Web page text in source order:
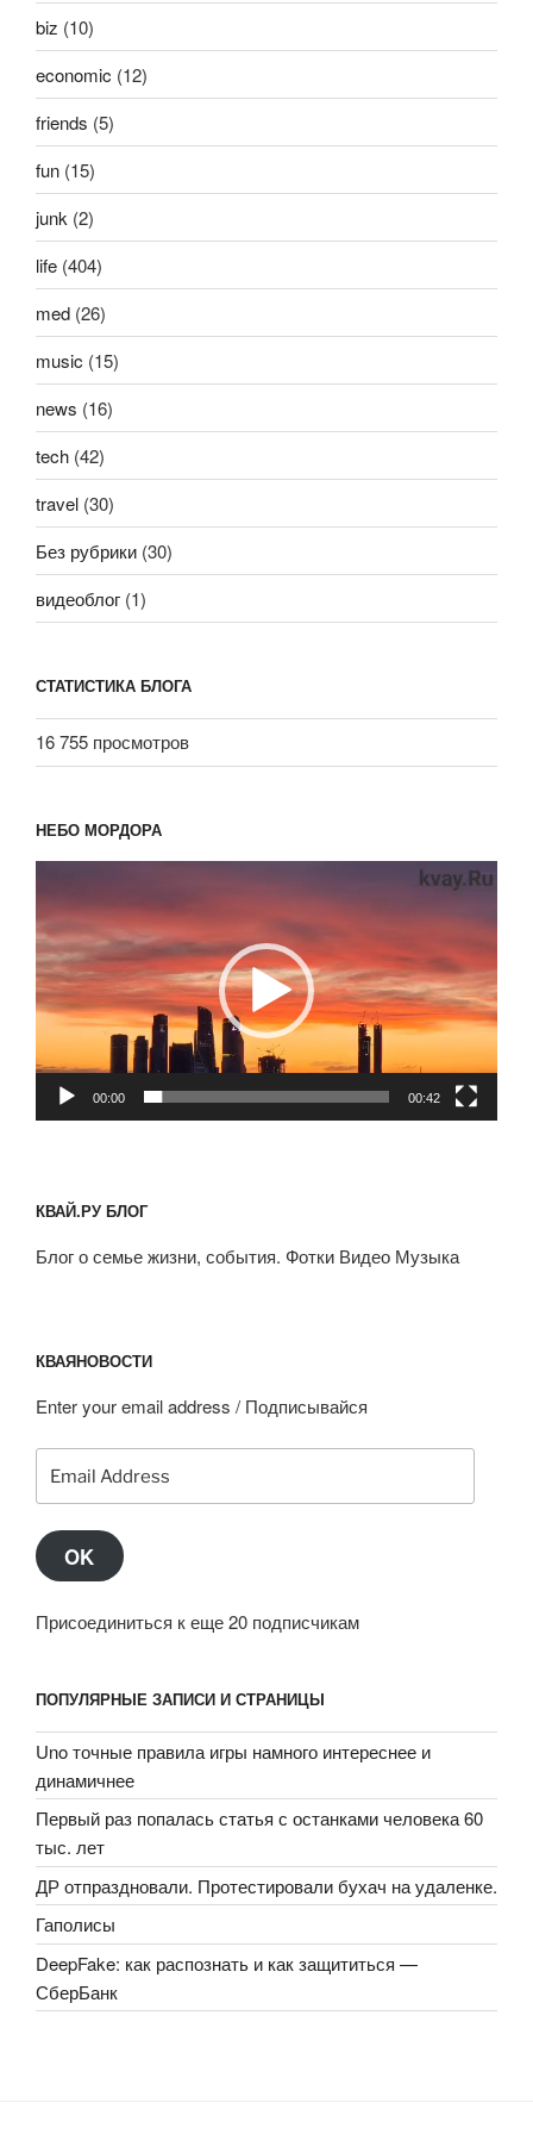
biz (10)
economic (12)
friends (5)
fun (15)
junk (2)
life (404)
med (26)
music (15)
news (16)
tech (42)
travel (30)
Без рубрики (30)
видеоблог (1)
СТАТИСТИКА БЛОГА
16 755 просмотров
НЕБО МОРДОРА
00:00 00:42
КВАЙ.РУ БЛОГ
Блог о семье жизни, события. Фотки Видео Музыка
КВАЯНОВОСТИ
Enter your email address / Подписывайся
Address
OK
Присоединиться к еще 20 подписчикам
ПОПУЛЯРНЫЕ ЗАПИСИ И СТРАНИЦЫ
Uno точные правила игры намного интереснее и
динамичнее
Первый раз попалась статья с останками человека 60
тыс. лет
ДР отпраздновали. Протестировали бухач на удаленке.
Гаполисы
DeepFake: как распознать и как защититься —
СберБанк